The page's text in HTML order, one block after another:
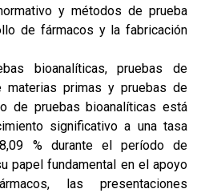
y métodos de prueba
de fármacos y la fabricación
bioanalíticas, pruebas de
materias primas y pruebas de
de pruebas bioanalíticas está
significativo a una tasa
% durante el período de
papel fundamental en el apoyo
las presentaciones